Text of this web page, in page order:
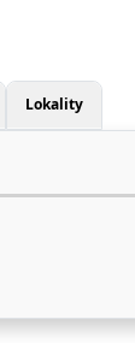
Lokality